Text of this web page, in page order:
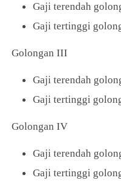
Gaji terendah
Gaji tertinggi
Golongan III
Gaji terendah
Gaji tertinggi
Golongan IV
Gaji terendah
Gaji tertinggi